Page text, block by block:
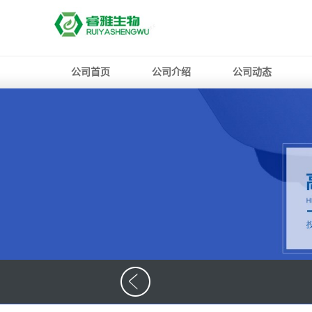
公司首页 公司介绍 公司动态